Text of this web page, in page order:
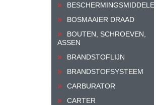
BESCHERMINGSMIDDELEN
BOSMAAIER DRAAD
BOUTEN, SCHROEVEN,
ASSEN
BRANDSTOFLIJN
BRANDSTOFSYSTEEM
CARBURATOR
CARTER